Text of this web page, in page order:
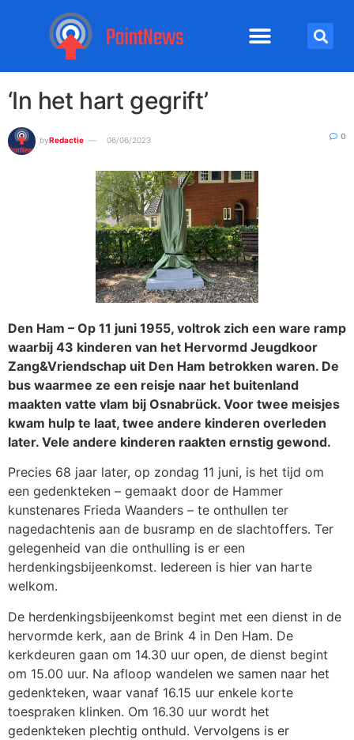
‘In het hart gegrift’
byRedactie 06/06/2023 0
Den Ham – Op 11 juni 1955, voltrok zich een ware ramp
waarbij 43 kinderen van het Hervormd Jeugdkoor
Zang&Vriendschap uit Den Ham betrokken waren. De
bus waarmee ze een reisje naar het buitenland
maakten vatte vlam bij Osnabrück. Voor twee meisjes
kwam hulp te laat, twee andere kinderen overleden
later. Vele andere kinderen raakten ernstig gewond.
Precies 68 jaar later, op zondag 11 juni, is het tijd om
een gedenkteken – gemaakt door de Hammer
kunstenares Frieda Waanders – te onthullen ter
nagedachtenis aan de busramp en de slachtoffers. Ter
gelegenheid van die onthulling is er een
herdenkingsbijeenkomst. Iedereen is hier van harte
welkom.
De herdenkingsbijeenkomst begint met een dienst in de
hervormde kerk, aan de Brink 4 in Den Ham. De
kerkdeuren gaan om 14.30 uur open, de dienst begint
om 15.00 uur. Na afloop wandelen we samen naar het
gedenkteken, waar vanaf 16.15 uur enkele korte
toespraken klinken. Om 16.30 uur wordt het
gedenkteken plechtig onthuld. Vervolgens is er